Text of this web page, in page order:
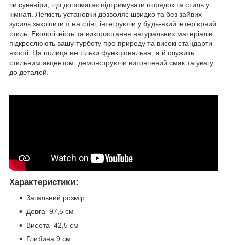
чи сувеніри, що допомагає підтримувати порядок та стиль у
кімнаті. Легкість установки дозволяє швидко та без зайвих
зусиль закріпити її на стіні, інтегруючи у будь-який інтер'єрний
стиль. Екологічність та використання натуральних матеріалів
підкреслюють вашу турботу про природу та високі стандарти
якості. Ця полиця не тільки функціональна, а й служить
стильним акцентом, демонструючи витончений смак та увагу
до деталей.
Характеристики:
Загальний розмір:
Довга 97,5 см
Висота 42,5 см
Глибина 9 см